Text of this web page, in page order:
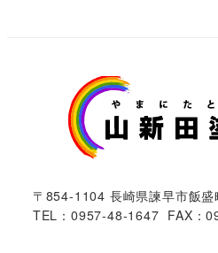
〒854-1104 長崎県諫早市飯
TEL：0957-48-1647 FAX：